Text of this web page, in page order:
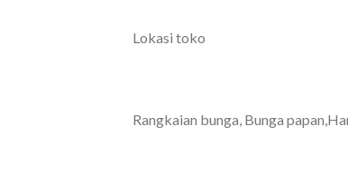
Lokasi toko
Rangkaian bunga, Bunga